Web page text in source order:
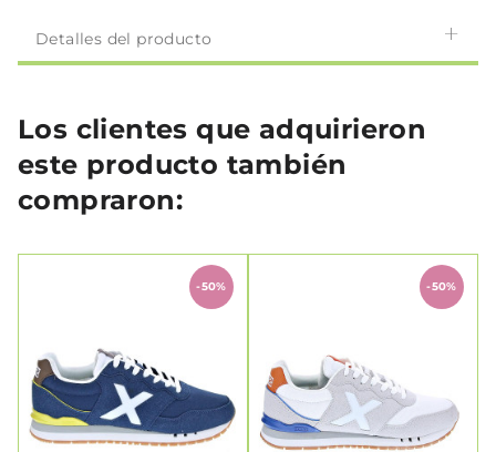
Detalles del producto
Los clientes que adquirieron
este producto también
compraron:
-50% -50%